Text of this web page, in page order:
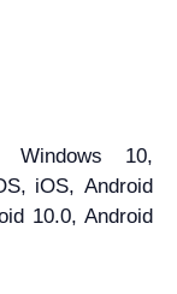
Windows 10,
iOS, Android
10.0, Android